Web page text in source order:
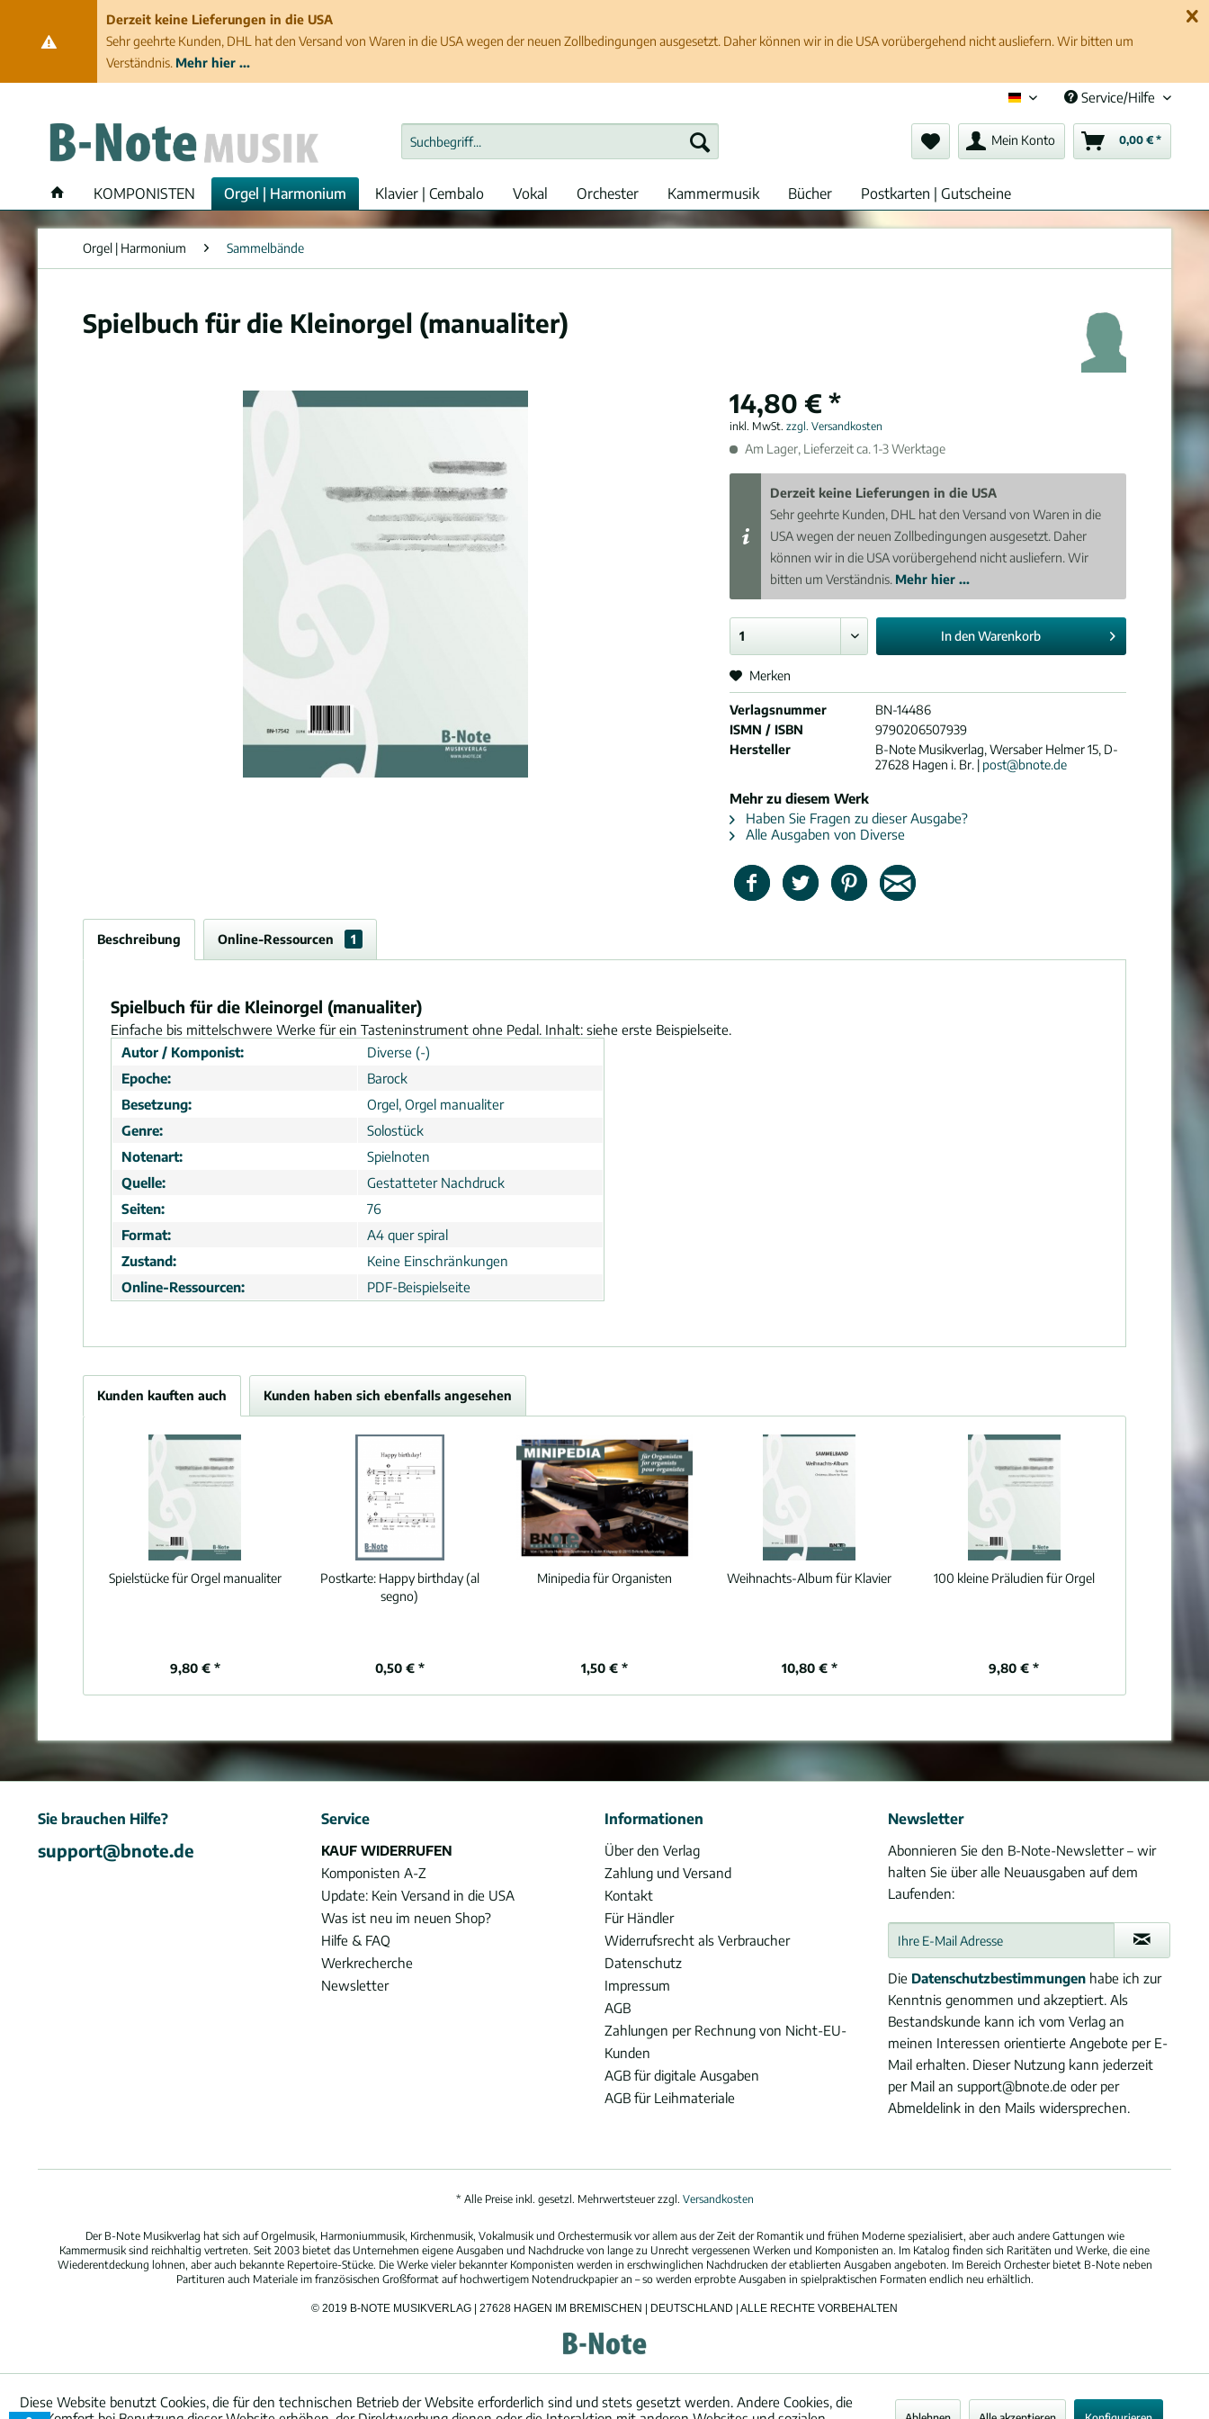
Derzeit keine Lieferungen in die USA
Sehr geehrte Kunden, DHL hat den Versand von Waren in die USA wegen der neuen Zollbedingungen ausgesetzt. Daher können wir in die USA vorübergehend nicht ausliefern. Wir bitten um
Verständnis. Mehr hier ...
Deutsch (de)
Service/Hilfe
Mein Konto 0,00 € *
KOMPONISTEN Orgel | Harmonium Klavier | Cembalo Vokal Orchester Kammermusik Bücher Postkarten | Gutscheine
Orgel | Harmonium Sammelbände
Spielbuch für die Kleinorgel (manualiter)
14,80 € *
inkl. MwSt.zzgl. Versandkosten
Am Lager, Lieferzeit ca. 1-3 Werktage
Derzeit keine Lieferungen in die USA
Sehr geehrte Kunden, DHL hat den Versand von Waren in die
USA wegen der neuen Zollbedingungen ausgesetzt. Daher
können wir in die USA vorübergehend nicht ausliefern. Wir
bitten um Verständnis. Mehr hier ...
In denWarenkorb
Merken
Verlagsnummer
BN-14486
ISMN / ISBN
9790206507939
Hersteller
B-Note Musikverlag, Wersaber Helmer 15, D-
27628 Hagen i. Br. | post@bnote.de
Mehr zu diesem Werk
Haben Sie Fragen zu dieser Ausgabe?
Alle Ausgaben von Diverse
Beschreibung Online-Ressourcen 1
Spielbuch für die Kleinorgel (manualiter)
Einfache bis mittelschwere Werke für ein Tasteninstrument ohne Pedal. Inhalt: siehe erste Beispielseite.
Autor / Komponist:
Diverse (-)
Epoche:
Barock
Besetzung:
Orgel, Orgel manualiter
Genre:
Solostück
Notenart:
Spielnoten
Quelle:
Gestatteter Nachdruck
Seiten:
76
Format:
A4 quer spiral
Zustand:
Keine Einschränkungen
Online-Ressourcen:
PDF-Beispielseite
Kunden kauften auch Kunden haben sich ebenfalls angesehen
Spielstücke für Orgel manualiter
9,80 € *
Postkarte: Happy birthday (al
segno)
0,50 € *
Minipedia für Organisten
1,50 € *
Weihnachts-Album für Klavier
10,80 € *
100 kleine Präludien für Orgel
9,80 € *
Sie brauchen Hilfe?
support@bnote.de
Service
KAUF WIDERRUFEN
Komponisten A-Z
Update: Kein Versand in die USA
Was ist neu im neuen Shop?
Hilfe & FAQ
Werkrecherche
Newsletter
Informationen
Über den Verlag
Zahlung und Versand
Kontakt
Für Händler
Widerrufsrecht als Verbraucher
Datenschutz
Impressum
AGB
Zahlungen per Rechnung von Nicht-EU-
Kunden
AGB für digitale Ausgaben
AGB für Leihmateriale
Newsletter
Abonnieren Sie den B-Note-Newsletter – wir
halten Sie über alle Neuausgaben auf dem
Laufenden:
Die Datenschutzbestimmungen habe ich zur
Kenntnis genommen und akzeptiert. Als
Bestandskunde kann ich vom Verlag an
meinen Interessen orientierte Angebote per E-
Mail erhalten. Dieser Nutzung kann jederzeit
per Mail an support@bnote.de oder per
Abmeldelink in den Mails widersprechen.
* Alle Preise inkl. gesetzl. Mehrwertsteuer zzgl. Versandkosten
Der B-Note Musikverlag hat sich auf Orgelmusik, Harmoniummusik, Kirchenmusik, Vokalmusik und Orchestermusik vor allem aus der Zeit der Romantik und frühen Moderne spezialisiert, aber auch andere Gattungen wie
Kammermusik sind reichhaltig vertreten. Seit 2003 bietet das Unternehmen eigene Ausgaben und Nachdrucke von lange zu Unrecht vergessenen Werken und Komponisten an. Im Katalog finden sich Raritäten und Werke, die eine
Wiederentdeckung lohnen, aber auch bekannte Repertoire-Stücke. Die Werke vieler bekannter Komponisten werden in erschwinglichen Nachdrucken der etablierten Ausgaben angeboten. Im Bereich Orchester bietet B-Note neben
Partituren auch Materiale im französischen Großformat auf hochwertigem Notendruckpapier an – so werden erprobte Ausgaben in spielpraktischen Formaten endlich neu erhältlich.
© 2019 B-NOTE MUSIKVERLAG | 27628 HAGEN IM BREMISCHEN | DEUTSCHLAND | ALLE RECHTE VORBEHALTEN
Diese Website benutzt Cookies, die für den technischen Betrieb der Website erforderlich sind und stets gesetzt werden. Andere Cookies, die